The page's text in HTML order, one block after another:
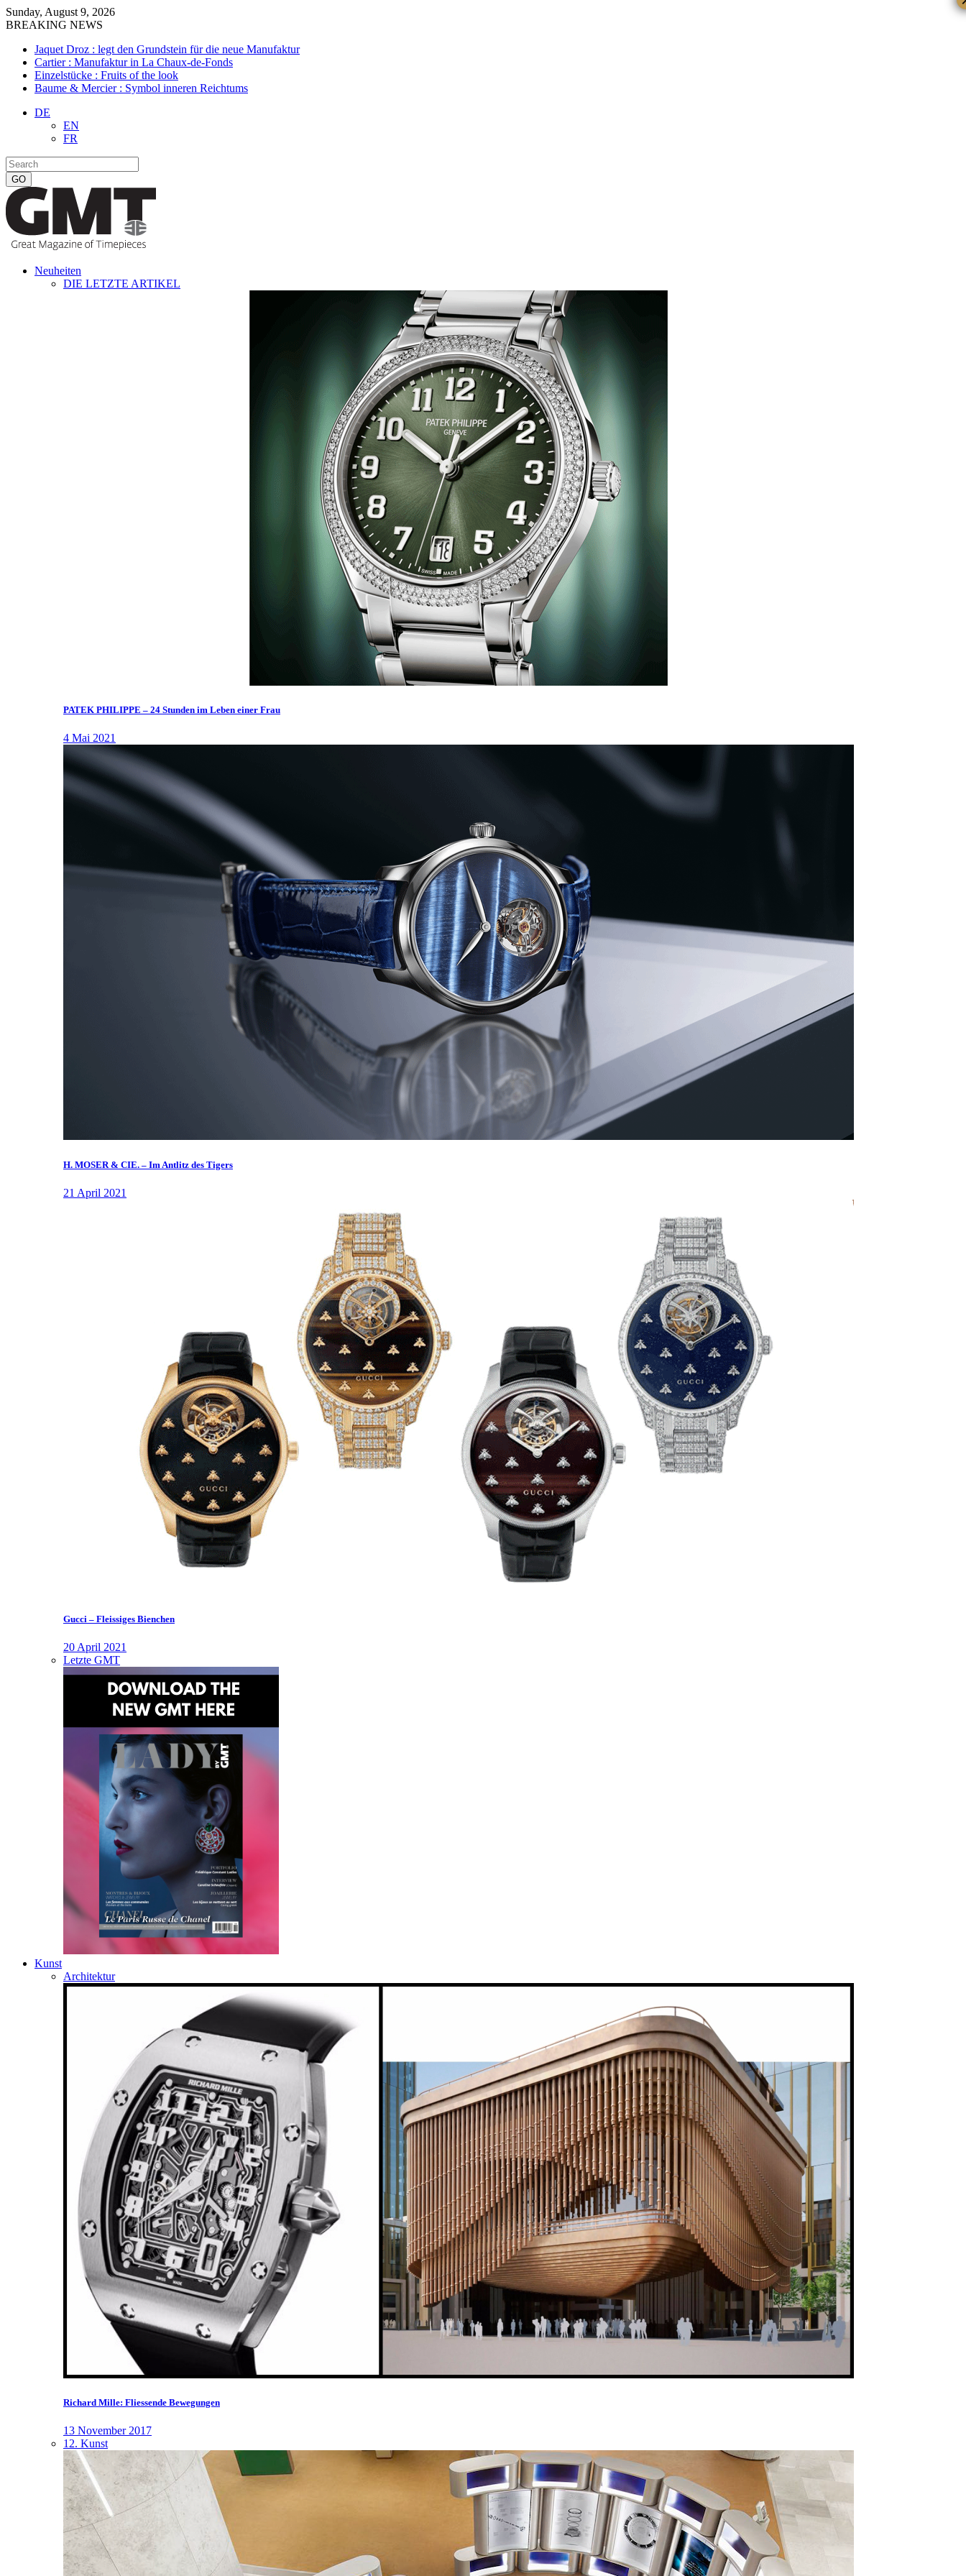
Sunday, August 9, 2026
BREAKING NEWS
Jaquet Droz : legt den Grundstein für die neue Manufaktur
Cartier : Manufaktur in La Chaux-de-Fonds
Einzelstücke : Fruits of the look
Baume & Mercier : Symbol inneren Reichtums
DE
EN
FR
Neuheiten
DIE LETZTE ARTIKEL
PATEK PHILIPPE – 24 Stunden im Leben einer Frau
4 Mai 2021
H. MOSER & CIE. – Im Antlitz des Tigers
21 April 2021
Gucci – Fleissiges Bienchen
20 April 2021
Letzte GMT
Kunst
Architektur
Richard Mille: Fliessende Bewegungen
13 November 2017
12. Kunst